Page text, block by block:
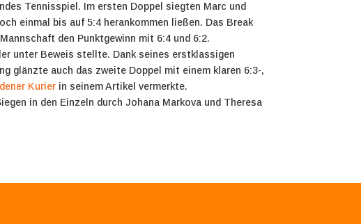
Tennisspiel. Im ersten Doppel siegten Marc und
einmal bis auf 5:4 herankommen ließen. Das Break
den Punktgewinn mit 6:4 und 6:2.
unter Beweis stellte. Dank seines erstklassigen
glänzte auch das zweite Doppel mit einem klaren 6:3-,
Kurier in seinem Artikel vermerkte.
in den Einzeln durch Johana Markova und Theresa